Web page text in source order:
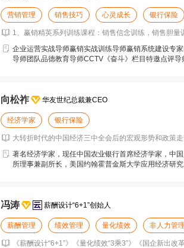
营销管理 销售技巧 心灵成长 银行保险
1、赢销精英系列训练课程：销售信念训练，销售胆量训练
企业运营实战导师赢销实战训练导师赢销系统建设专
导师团队品德教育导师CCTV《奋斗》栏目特邀点评导
向松祚 华友世纪总裁兼CEO
经济学家 银行保险
大转折时代的中国经济三中全会后的宏观形势和政策走势
著名经济学家，现任中国农业银行首席经济学家，中
所理事兼副所长，美国约翰霍普金斯大学应用经济研究
冯涛 薪酬设计“6+1”创始人
薪酬管理 绩效管理 量化绩效 非人力管理
《薪酬设计“6+1”》《量化绩效“3乘3”》《国企新出改革